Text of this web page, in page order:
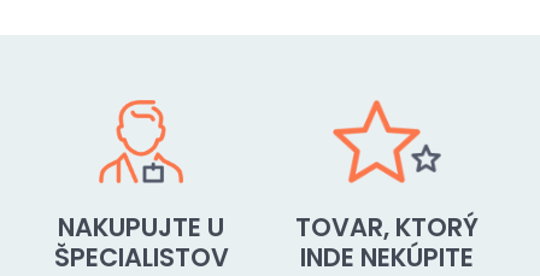
NAKUPUJTE U
ŠPECIALISTOV
TOVAR, KTORÝ
INDE NEKÚPITE